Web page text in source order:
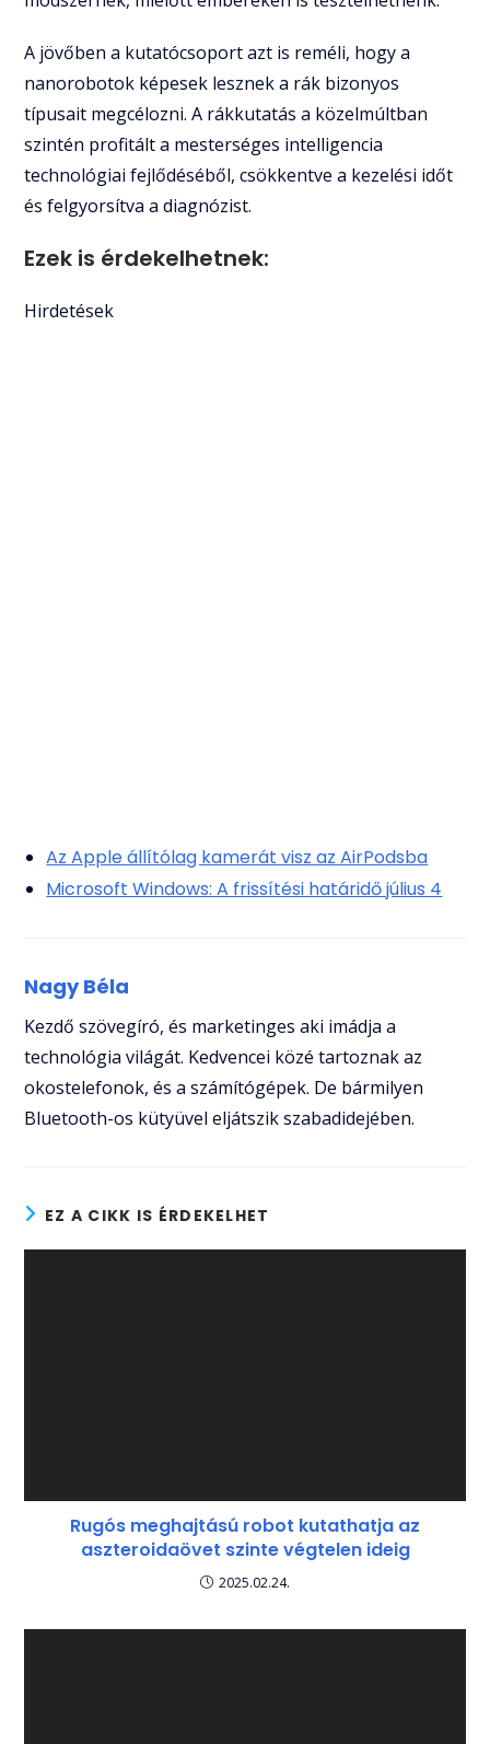
A jövőben a kutatócsoport azt is reméli, hogy a
nanorobotok képesek lesznek a rák bizonyos
típusait megcélozni. A rákkutatás a közelmúltban
szintén profitált a mesterséges intelligencia
technológiai fejlődéséből, csökkentve a kezelési időt
és felgyorsítva a diagnózist.
Ezek is érdekelhetnek:
Hirdetések
Az Apple állítólag kamerát visz az AirPodsba
Microsoft Windows: A frissítési határidő július 4
Nagy Béla
Kezdő szövegíró, és marketinges aki imádja a
technológia világát. Kedvencei közé tartoznak az
okostelefonok, és a számítógépek. De bármilyen
Bluetooth-os kütyüvel eljátszik szabadidejében.
EZ A CIKK IS ÉRDEKELHET
Rugós meghajtású robot kutathatja az
aszteroidaövet szinte végtelen ideig
2025.02.24.